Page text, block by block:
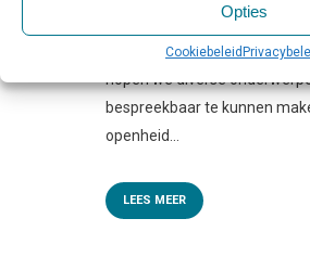
Opties
Cookiebeleid
visies van
geestelijke gezondheidszorg.
hopen we diverse
bespreekbaar te kunnen
openheid...
LEES MEER